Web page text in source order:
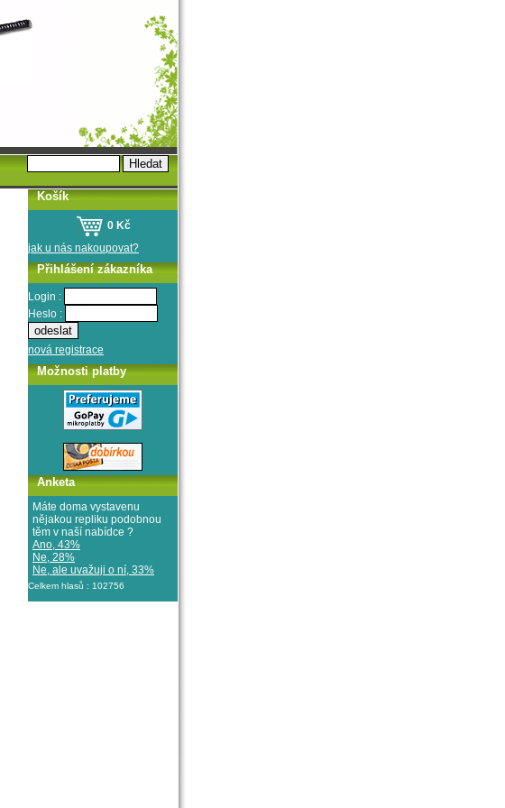
Košík
0 Kč
jak u nás nakoupovat?
Přihlášení zákazníka
Login :
Heslo :
nová registrace
Možnosti platby
Anketa
Máte doma vystavenu
nějakou repliku podobnou
těm v naší nabídce ?
Ano, 43%
Ne, 28%
Ne, ale uvažuji o ní, 33%
Celkem hlasů : 102756